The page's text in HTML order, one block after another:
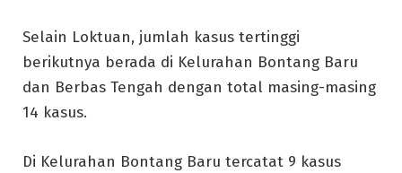
Selain Loktuan, jumlah kasus tertinggi
berikutnya berada di Kelurahan Bontang Baru
dan Berbas Tengah dengan total masing-masing
14 kasus.
Di Kelurahan Bontang Baru tercatat 9 kasus